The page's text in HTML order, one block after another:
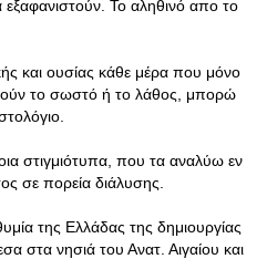
εξαφανιστούν. Το αληθινό απο το
και ουσίας κάθε μέρα που μόνο
το σωστό ή το λάθος, μπορώ
στιγμιότυπα, που τα αναλύω εν
σε πορεία διάλυσης.
της Ελλάδας της δημιουργίας
στα νησιά του Ανατ. Αιγαίου και